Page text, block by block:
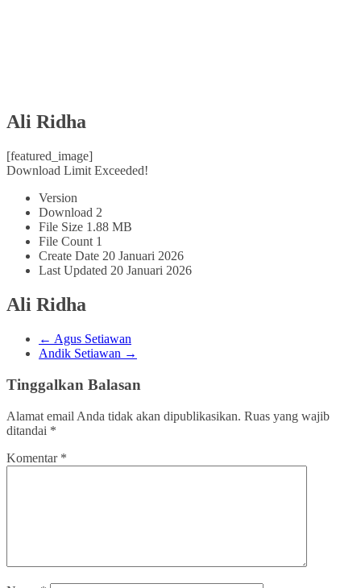
Ali Ridha
[featured_image]
Download Limit Exceeded!
Version
Download 2
File Size 1.88 MB
File Count 1
Create Date 20 Januari 2026
Last Updated 20 Januari 2026
Ali Ridha
← Agus Setiawan
Andik Setiawan →
Tinggalkan Balasan
Alamat email Anda tidak akan dipublikasikan. Ruas yang wajib
ditandai *
Komentar *